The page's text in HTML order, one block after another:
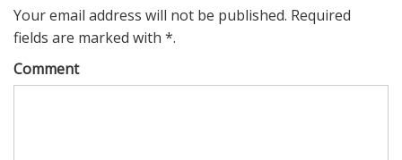
Your email address will not be published. Required
fields are marked with *.
Comment